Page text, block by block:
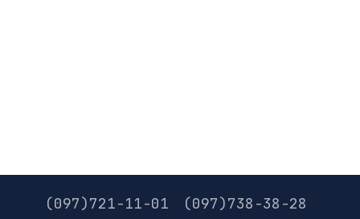
(097)721-11-01 (097)738-38-28